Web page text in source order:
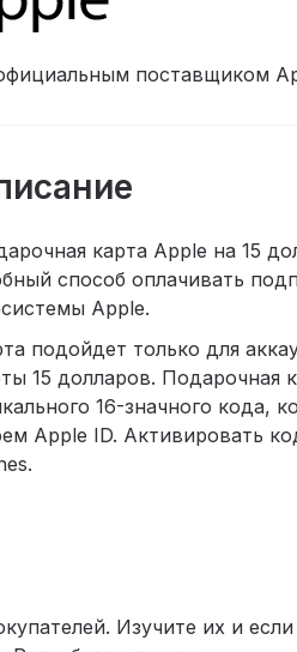
поставщиком
карта Apple на 15
способ оплачивать
Apple.
подойдет только для
15 долларов. Подарочная
16-значного кода,
Apple ID. Активировать
Изучите их и